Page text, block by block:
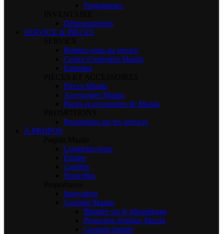
Programmes
Démonstrateurs
SERVICE & PIÈCES
Rendez-vous au service
Centre d’entretien Mazda
Entretien
Pièces Mazda
Accessoires Mazda
Pneus et accessoires de Mazda
Promotions sur les services
À PROPOS
Contactez-nous
Équipe
Carrière
Nouvelles
Innovation
Garantie Mazda
Illimitée sur le kilométrage
Protection étendue Mazda
Garantie limitée